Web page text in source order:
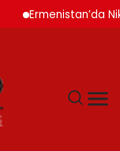
Ermenistan’da Nikol